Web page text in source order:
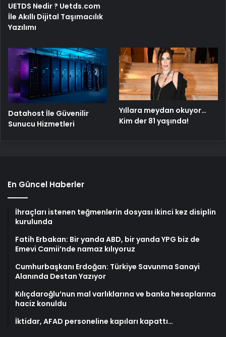
UETDS Nedir ? Uetds.com
İle Akıllı Dijital Taşımacılık
Yazılımı
Datahost İle Güvenilir
Sunucu Hizmetleri
Yıllara meydan okuyor…
Kim der 81 yaşında!
En Güncel Haberler
İhraçları istenen teğmenlerin dosyası ikinci kez disiplin
kurulunda
Fatih Erbakan: Bir yanda ABD, bir yanda YPG biz de
Emevi Camii’nde namaz kılıyoruz
Cumhurbaşkanı Erdoğan: Türkiye Savunma Sanayi
Alanında Destan Yazıyor
Kılıçdaroğlu’nun mal varlıklarına ve banka hesaplarına
haciz konuldu
İktidar, AFAD personeline kapıları kapattı…